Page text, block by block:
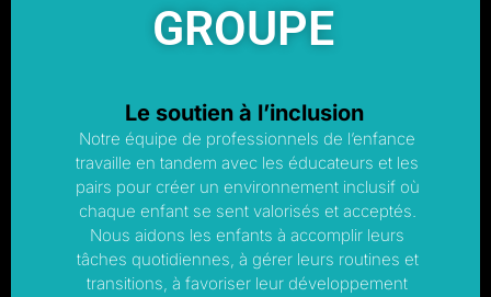
GROUPE
Le soutien à l’inclusion
Notre équipe de professionnels de l’enfance
travaille en tandem avec les éducateurs et les
pairs pour créer un environnement inclusif où
chaque enfant se sent valorisés et acceptés.
Nous aidons les enfants à accomplir leurs
tâches quotidiennes, à gérer leurs routines et
transitions, à favoriser leur développement